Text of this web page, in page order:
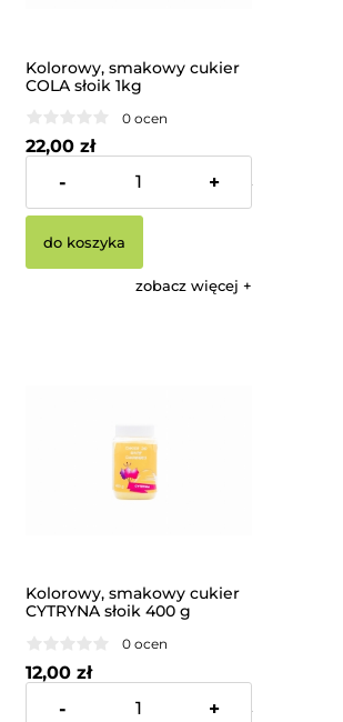
Kolorowy, smakowy cukier
COLA słoik 1kg
0 ocen
22,00 zł
Cena netto: 20,37 zł
- +
do koszyka
zobacz więcej
Kolorowy, smakowy cukier
CYTRYNA słoik 400 g
0 ocen
12,00 zł
Cena netto: 11,11 zł
- +